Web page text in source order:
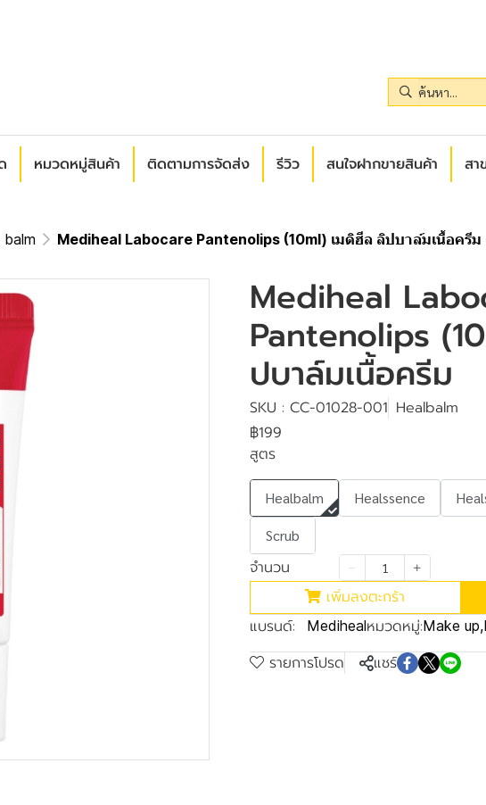
หมวดหมู่สินค้า ติดตามการจัดส่ง รีวิว สนใจฝากขายสินค้า สา
balm Mediheal Labocare Pantenolips (10ml) เมดิฮีล ลิปบาล์มเนื้อครีม
Mediheal
Pantenolips
ปบาล์มเนื้อครีม
SKU : CC-01028-001 Healbalm
฿199
สูตร
Healbalm Healssence
Scrub
จำนวน
เพิ่มลงตะกร้า
แบรนด์:
Medihealหมวดหมู่:Make up,
รายการโปรด แชร์